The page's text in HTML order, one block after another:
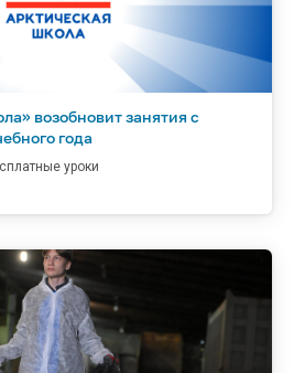
возобновит занятия с
года
уроки